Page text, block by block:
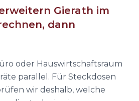
Gierath im
dann
oder Hauswirtschaftsraum
parallel. Für Steckdosen
wir deshalb, welche